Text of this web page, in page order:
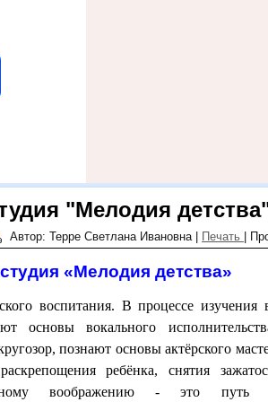
"Мелодия
Автор: Терре Светлана Ивановна| Печать
«Мелодия детства»
воспитания. В процессе изучения
основы вокального
познают основы актёрского
ребёнка, снятия
воображению - это путь